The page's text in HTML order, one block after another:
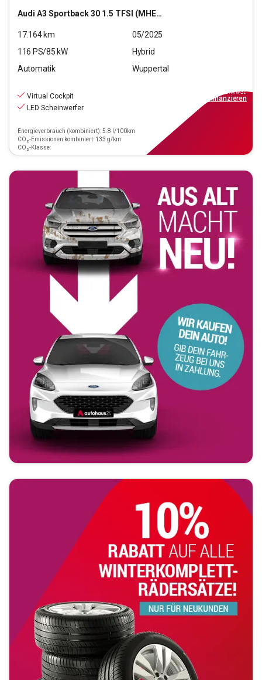
Audi A3 Sportback 30 1.5 TFSI (MHEV) S line
17.164km
05/2025
116 PS/85 kW
Hybrid
Automatik
Wuppertal
Virtual Cockpit
LED Scheinwerfer
Energieverbrauch (kombiniert): 5.8 l/100km
CO₂-Emissionen kombiniert: 133 g/km
CO₂-Klasse:
inkl.MwSt.
finanzieren